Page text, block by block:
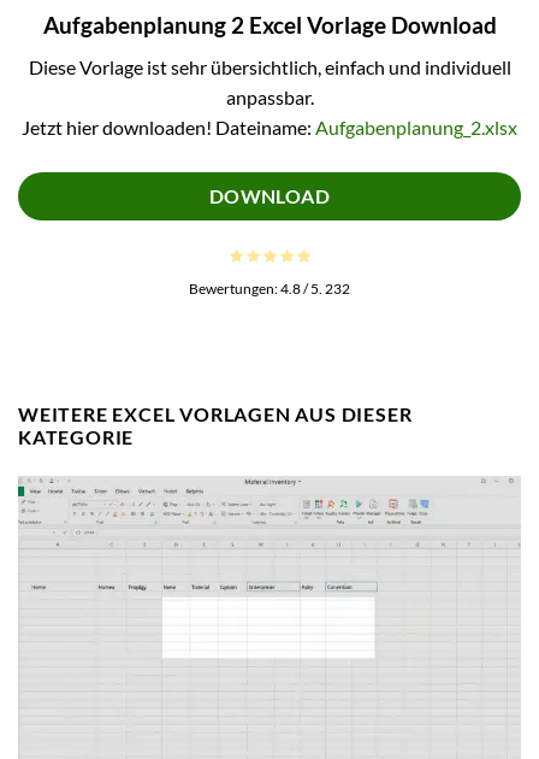
Aufgabenplanung 2 Excel Vorlage Download
Diese Vorlage ist sehr übersichtlich, einfach und individuell
anpassbar.
Jetzt hier downloaden! Dateiname: Aufgabenplanung_2.xlsx
DOWNLOAD
Bewertungen:4.8/ 5. 232
WEITERE EXCEL VORLAGEN AUS DIESER
KATEGORIE